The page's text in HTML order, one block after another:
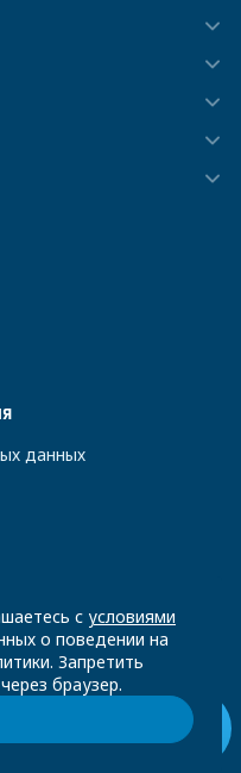
данных
с условиями
о поведении на
Запретить
браузер.